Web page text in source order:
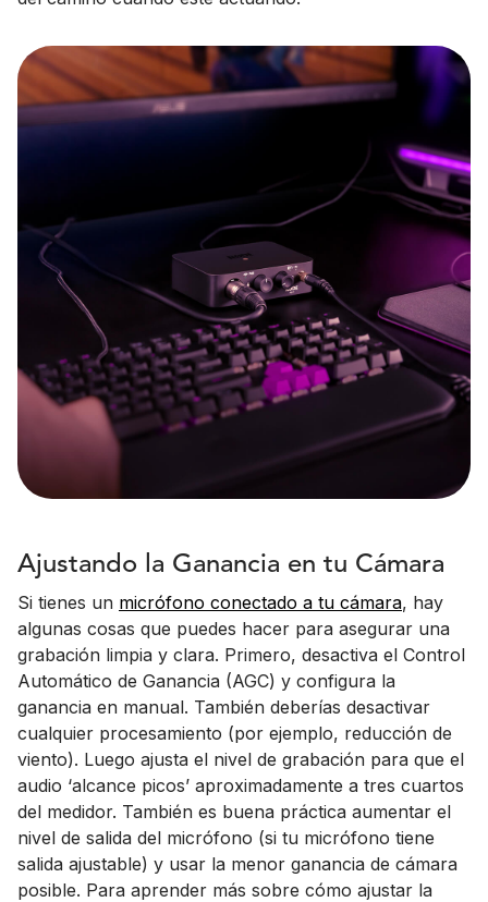
Ajustando la Ganancia en tu Cámara
Si tienes un micrófono conectado a tu cámara, hay
algunas cosas que puedes hacer para asegurar una
grabación limpia y clara. Primero, desactiva el Control
Automático de Ganancia (AGC) y configura la
ganancia en manual. También deberías desactivar
cualquier procesamiento (por ejemplo, reducción de
viento). Luego ajusta el nivel de grabación para que el
audio ‘alcance picos’ aproximadamente a tres cuartos
del medidor. También es buena práctica aumentar el
nivel de salida del micrófono (si tu micrófono tiene
salida ajustable) y usar la menor ganancia de cámara
posible. Para aprender más sobre cómo ajustar la